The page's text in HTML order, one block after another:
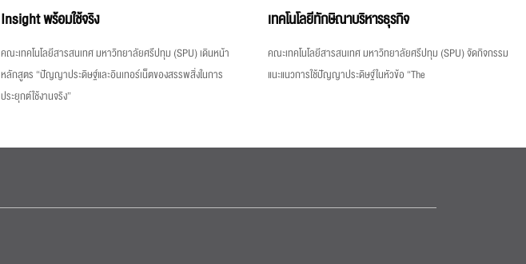
Insight พร้อมใช้จริง
คณะเทคโนโลยีสารสนเทศ มหาวิทยาลัยศรีปทุม (SPU) เดินหน้า
หลักสูตร “ปัญญาประดิษฐ์และอินเทอร์เน็ตของสรรพสิ่งในการ
ประยุกต์ใช้งานจริง”
เทคโนโลยีทักษิณาบริหารธุรกิจ
คณะเทคโนโลยีสารสนเทศ มหาวิทยาลัยศรีปทุม (SPU) จัดกิจกรรม
แนะแนวการใช้ปัญญาประดิษฐ์ในหัวข้อ “The